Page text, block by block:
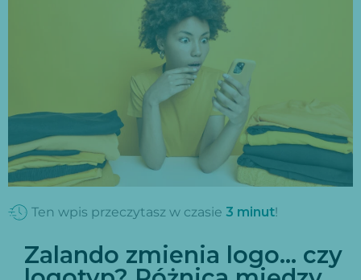
Ten wpis przeczytasz w czasie 3 minut!
Zalando zmienia logo… czy